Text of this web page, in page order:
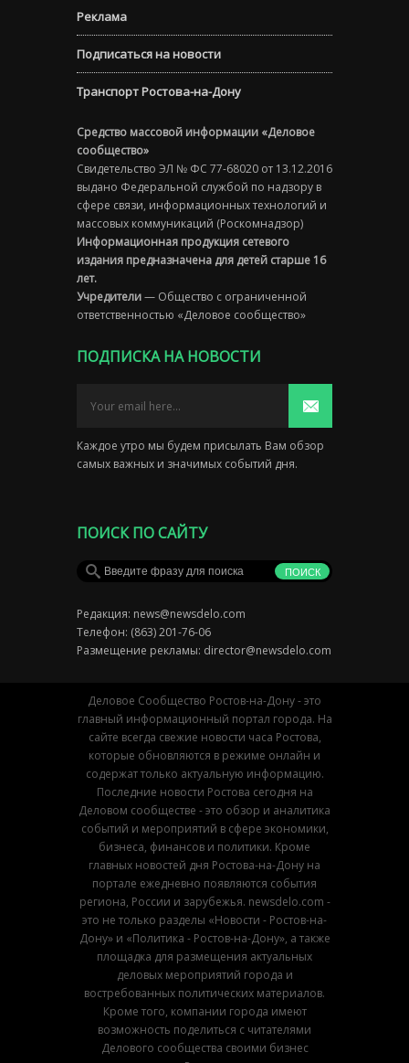
Реклама
Подписаться на новости
Транспорт Ростова-на-Дону
Средство массовой информации «Деловое
сообщество»
Свидетельство ЭЛ № ФС 77-68020 от 13.12.2016
выдано Федеральной службой по надзору в
сфере связи, информационных технологий и
массовых коммуникаций (Роскомнадзор)
Информационная продукция сетевого
издания предназначена для детей старше 16
лет.
Учредители— Общество с ограниченной
ответственностью «Деловое сообщество»
ПОДПИСКА НА НОВОСТИ
Каждое утро мы будем присылать Вам обзор
самых важных и значимых событий дня.
ПОИСК ПО САЙТУ
Редакция: news@newsdelo.com
Телефон: (863) 201-76-06
Размещение рекламы: director@newsdelo.com
Деловое Сообщество Ростов-на-Дону - это
главный информационный портал города. На
сайте всегда свежие новости часа Ростова,
которые обновляются в режиме онлайн и
содержат только актуальную информацию.
Последние новости Ростова сегодня на
Деловом сообществе - это обзор и аналитика
событий и мероприятий в сфере экономики,
бизнеса, финансов и политики. Кроме
главных новостей дня Ростова-на-Дону на
портале ежедневно появляются события
региона, России и зарубежья. newsdelo.com -
это не только разделы «Новости - Ростов-на-
Дону» и «Политика - Ростов-на-Дону», а также
площадка для размещения актуальных
деловых мероприятий города и
востребованных политических материалов.
Кроме того, компании города имеют
возможность поделиться с читателями
Делового сообщества своими бизнес